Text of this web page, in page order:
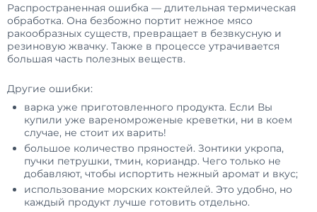
Распространенная ошибка — длительная термическая
обработка. Она безбожно портит нежное мясо
ракообразных существ, превращает в безвкусную и
резиновую жвачку. Также в процессе утрачивается
большая часть полезных веществ.
Другие ошибки:
варка уже приготовленного продукта. Если Вы
купили уже вареномроженые креветки, ни в коем
случае, не стоит их варить!
большое количество пряностей. Зонтики укропа,
пучки петрушки, тмин, кориандр. Чего только не
добавляют, чтобы испортить нежный аромат и вкус;
использование морских коктейлей. Это удобно, но
каждый продукт лучше готовить отдельно.